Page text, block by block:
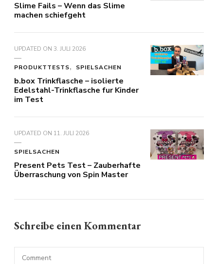
Slime Fails – Wenn das Slime
machen schiefgeht
UPDATED ON 3. JULI 2026
PRODUKTTESTS SPIELSACHEN
b.box Trinkflasche – isolierte
Edelstahl-Trinkflasche fur Kinder
im Test
UPDATED ON 11. JULI 2026
SPIELSACHEN
Present Pets Test – Zauberhafte
Überraschung von Spin Master
Schreibe einen Kommentar